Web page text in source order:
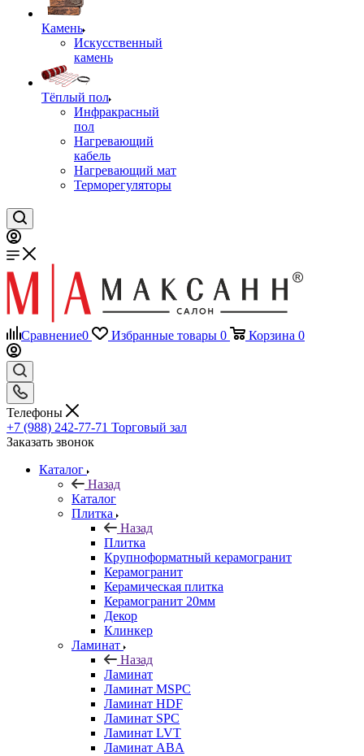
Камень
Искусственный
камень
Тёплый пол
Инфракрасный
пол
Нагревающий
кабель
Нагревающий мат
Терморегуляторы
Сравнение0 Избранные товары 0 Корзина 0
Телефоны
+7 (988) 242-77-71 Торговый зал
Заказать звонок
Каталог
Назад
Каталог
Плитка
Назад
Плитка
Крупноформатный керамогранит
Керамогранит
Керамическая плитка
Керамогранит 20мм
Декор
Клинкер
Ламинат
Назад
Ламинат
Ламинат MSPC
Ламинат HDF
Ламинат SPC
Ламинат LVT
Ламинат ABA